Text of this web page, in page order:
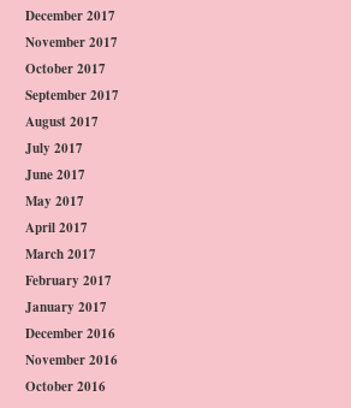
December 2017
November 2017
October 2017
September 2017
August 2017
July 2017
June 2017
May 2017
April 2017
March 2017
February 2017
January 2017
December 2016
November 2016
October 2016